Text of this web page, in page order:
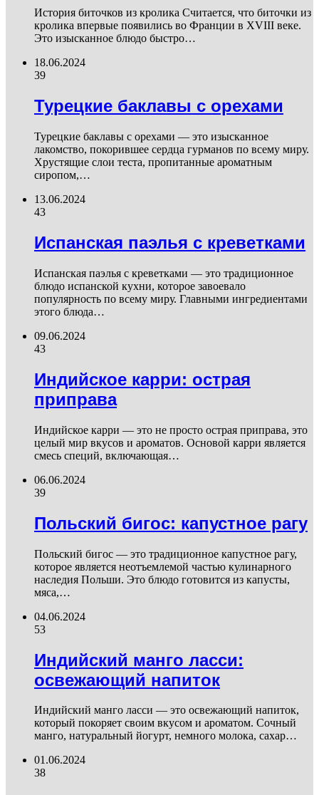
История биточков из кролика Считается, что биточки из
кролика впервые появились во Франции в XVIII веке.
Это изысканное блюдо быстро…
18.06.2024
39
Турецкие баклавы с орехами
Турецкие баклавы с орехами — это изысканное
лакомство, покорившее сердца гурманов по всему миру.
Хрустящие слои теста, пропитанные ароматным
сиропом,…
13.06.2024
43
Испанская паэлья с креветками
Испанская паэлья с креветками — это традиционное
блюдо испанской кухни, которое завоевало
популярность по всему миру. Главными ингредиентами
этого блюда…
09.06.2024
43
Индийское карри: острая
приправа
Индийское карри — это не просто острая приправа, это
целый мир вкусов и ароматов. Основой карри является
смесь специй, включающая…
06.06.2024
39
Польский бигос: капустное рагу
Польский бигос — это традиционное капустное рагу,
которое является неотъемлемой частью кулинарного
наследия Польши. Это блюдо готовится из капусты,
мяса,…
04.06.2024
53
Индийский манго ласси:
освежающий напиток
Индийский манго ласси — это освежающий напиток,
который покоряет своим вкусом и ароматом. Сочный
манго, натуральный йогурт, немного молока, сахар…
01.06.2024
38